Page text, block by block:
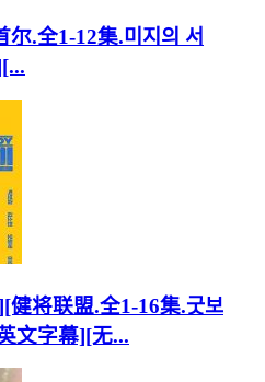
.全1-12集.미지의 서
将联盟.全1-16集.굿보
文字幕][无...